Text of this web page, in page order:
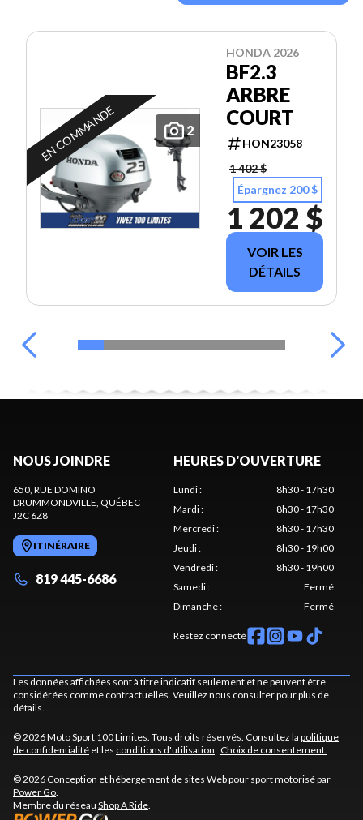
2
EN COMMANDE
HONDA 2026
BF2.3
ARBRE
COURT
HON23058
1 402 $
Épargnez 200 $
1 202 $
VOIR LES
DÉTAILS
NOUS JOINDRE
650, RUE DOMINO
DRUMMONDVILLE , QUÉBEC
J2C 6Z8
ITINÉRAIRE
819 445-6686
HEURES D'OUVERTURE
Lundi:
8h30 - 17h30
Mardi:
8h30 - 17h30
Mercredi:
8h30 - 17h30
Jeudi:
8h30 - 19h00
Vendredi:
8h30 - 19h00
Samedi:
Fermé
Dimanche: Fermé
Restez connecté
Les données affichées sont à titre indicatif seulement et ne peuvent être
considérées comme contractuelles. Veuillez nous consulter pour plus de
détails.
© 2026 Moto Sport 100 Limites. Tous droits réservés. Consultez la politique
de confidentialité et les conditions d'utilisation Choix de consentement.
© 2026 Conception et hébergement de sites Web pour sport motorisé par
Power Go
Membre du réseau Shop A Ride